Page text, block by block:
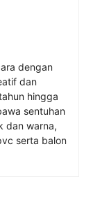
dengan
dan
hingga
sentuhan
dan warna,
serta balon